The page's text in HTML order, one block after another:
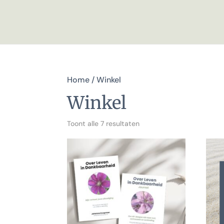
Home / Winkel
Winkel
Toont alle 7 resultaten